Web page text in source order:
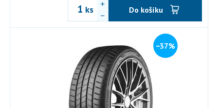
ks Do košíku
−37%